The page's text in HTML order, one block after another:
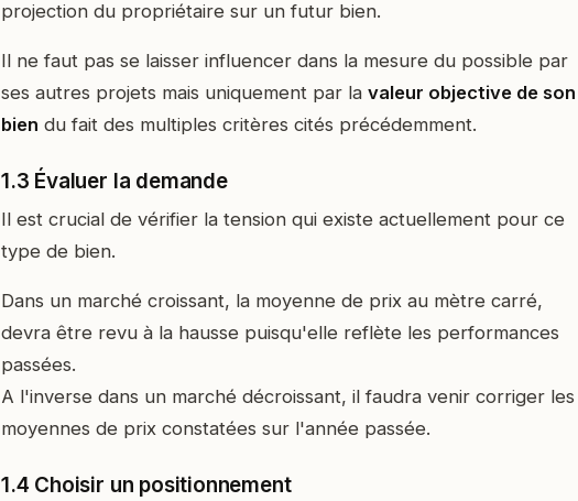
projection du propriétaire sur un futur bien.
Il ne faut pas se laisser influencer dans la mesure du possible par
ses autres projets mais uniquement par la valeur objective de son
bien du fait des multiples critères cités précédemment.
1.3 Évaluer la demande
Il est crucial de vérifier la tension qui existe actuellement pour ce
type de bien.
Dans un marché croissant, la moyenne de prix au mètre carré,
devra être revu à la hausse puisqu'elle reflète les performances
passées.
A l'inverse dans un marché décroissant, il faudra venir corriger les
moyennes de prix constatées sur l'année passée.
1.4 Choisir un positionnement